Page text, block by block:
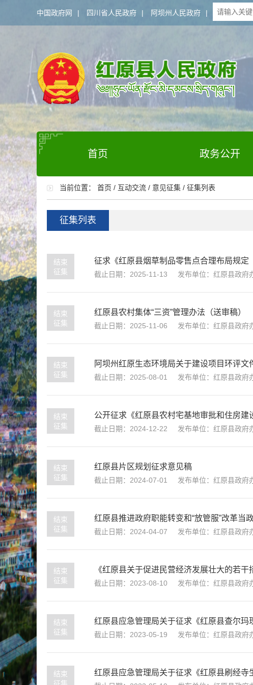
中国政府网 | 四川省人民政府 | 阿坝州人民政府 |
首页 政务公开
当前位置： 首页 / 互动交流 / 意见征集 / 征集列表
征集列表
结束
征集
征求《红原县烟草制品零售点合理布局规定
截止日期：2025-11-13 发布单位：红原县政府
结束
征集
红原县农村集体“三资”管理办法（送审稿）
截止日期：2025-11-06 发布单位：红原县政府
结束
征集
阿坝州红原生态环境局关于建设项目环评文
截止日期：2025-08-01 发布单位：红原县政府
结束
征集
公开征求《红原县农村宅基地审批和住房
截止日期：2024-12-22 发布单位：红原县政府
结束
征集
红原县片区规划征求意见稿
截止日期：2024-07-01 发布单位：红原县政府
结束
征集
截止日期：2024-04-07 发布单位：红原县政府
结束
征集
《红原县关于促进民营经济发展壮大的若干
截止日期：2023-08-10 发布单位：红原县政府
结束
征集
红原县应急管理局关于征求《红原县查尔
截止日期：2023-05-19 发布单位：红原县政府
结束
红原县应急管理局关于征求《红原县刷经